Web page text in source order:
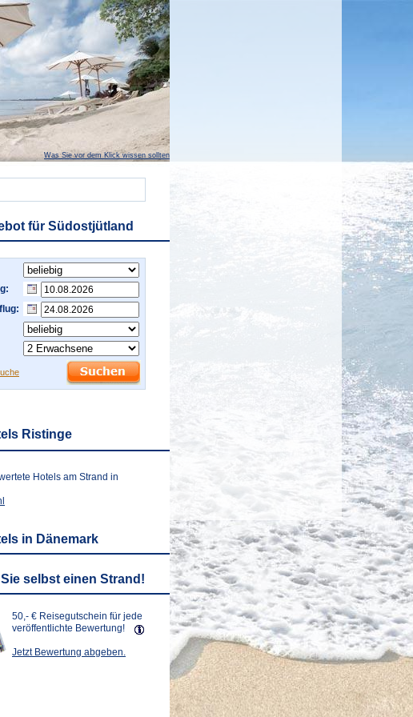
Was Sie vor dem Klick wissen sollten
für Südostjütland
Ristinge
Hotels am Strand in
in Dänemark
selbst einen Strand!
50,- € Reisegutschein für jede
veröffentlichte Bewertung!
Jetzt Bewertung abgeben.